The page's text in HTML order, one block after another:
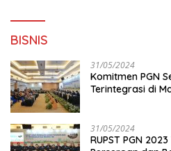
BISNIS
31/05/2024
Komitmen PGN
Terintegrasi di
31/05/2024
RUPST PGN